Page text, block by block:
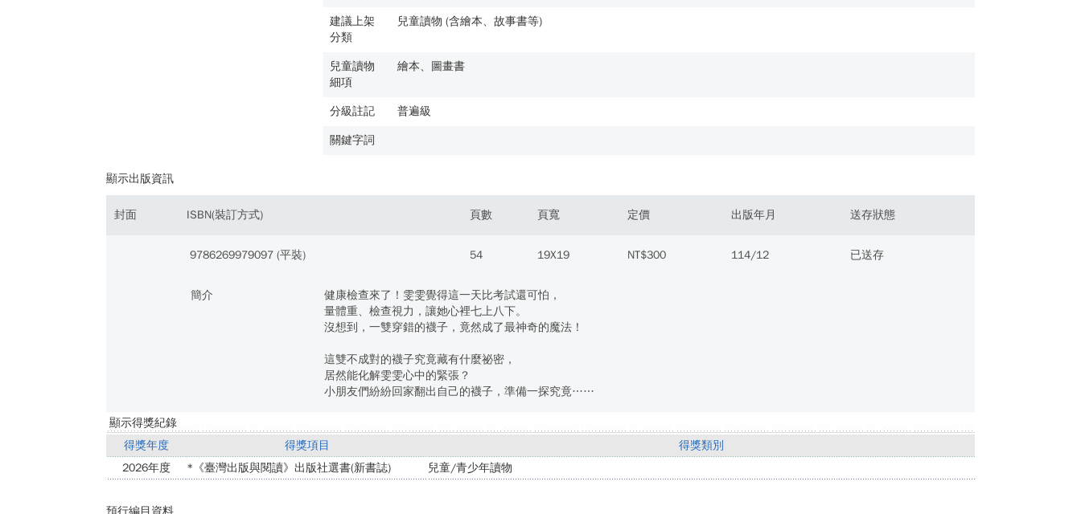
建議上架
分類
兒童讀物 (含繪本、故事書等)
兒童讀物
細項
繪本、圖畫書
分級註記 普遍級
關鍵字詞
顯示出版資訊
封面 ISBN(裝訂方式) 頁數 頁寬 定價 出版年月 送存狀態
9786269979097 (平裝) 54 19X19 NT$300 114/12 已送存
簡介
健康檢查來了！雯雯覺得這一天比考試還可怕，
量體重、檢查視力，讓她心裡七上八下。
沒想到，一雙穿錯的襪子，竟然成了最神奇的魔法！
這雙不成對的襪子究竟藏有什麼祕密，
居然能化解雯雯心中的緊張？
小朋友們紛紛回家翻出自己的襪子，準備一探究竟……
顯示得獎紀錄
得獎年度
得獎項目
得獎類別
2026年度
*《臺灣出版與閱讀》出版社選書(新書誌) 兒童/青少年讀物
預行編目資料